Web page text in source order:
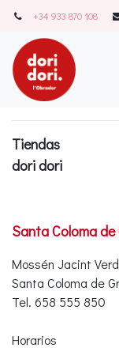
+34 933 870 108
Tiendas
dori dori
Santa Coloma
Mossén Jacint
Santa Coloma de
Tel. 658 555 850
Horarios